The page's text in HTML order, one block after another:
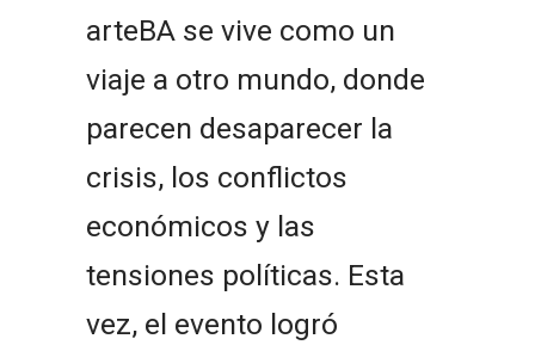
arteBA se vive como un
viaje a otro mundo, donde
parecen desaparecer la
crisis, los conflictos
económicos y las
tensiones políticas. Esta
vez, el evento logró